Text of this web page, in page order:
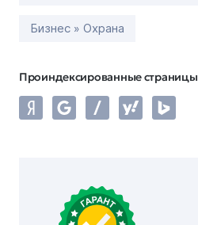
Бизнес » Охрана
Проиндексированные страницы